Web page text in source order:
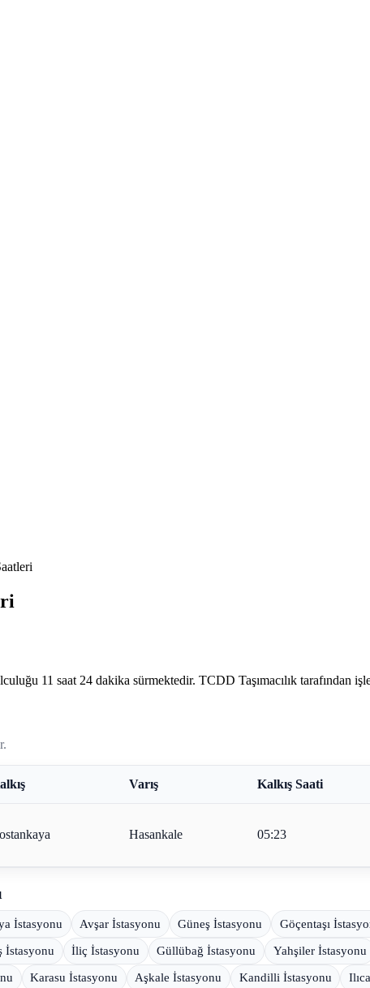
11 saat 24 dakika sürmektedir. TCDD Taşımacılık tarafından
Varış Kalkış Saati
Hasankale 05:23
İstasyonu Avşar İstasyonu Güneş İstasyonu Göçentaşı
İstasyonu İliç İstasyonu Güllübağ İstasyonu Yahşiler İstasyonu
Karasu İstasyonu Aşkale İstasyonu Kandilli İstasyonu